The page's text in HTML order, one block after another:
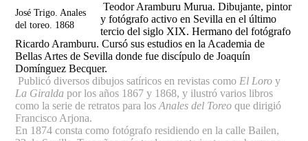
José Trigo. Anales
del toreo. 1868
Teodor Aramburu Murua. Dibujante, pintor
y fotógrafo activo en Sevilla en el último
tercio del siglo XIX. Hermano del fotógrafo
Ricardo Aramburu. Cursó sus estudios en la Academia de
Bellas Artes de Sevilla donde fue discípulo de Joaquín
Domínguez Becquer.
Publicó diversos dibujos satíricos en revistas como El Loro y
La Giralda por los años 1867 y 1868, y ilustró varios libros
como la serie de retratos para losAnales del Toreo que dirigió
Francisco Arjona.
En 1874 consta como fotógrafo residiendo en la calle Bailen,